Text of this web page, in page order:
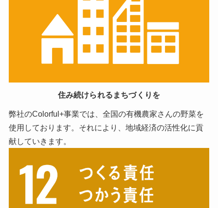
住み続けられるまちづくりを
弊社のColorful+事業では、全国の有機農家さんの野菜を
使用しております。それにより、地域経済の活性化に貢
献していきます。